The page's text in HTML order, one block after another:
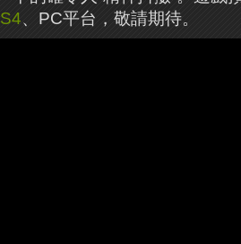
、PC平台，敬請期待。